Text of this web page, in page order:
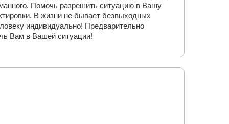
Помочь разрешить ситуацию в Вашу
В жизни не бывает безвыходных
индивидуально! Предварительно
Вам в Вашей ситуации!